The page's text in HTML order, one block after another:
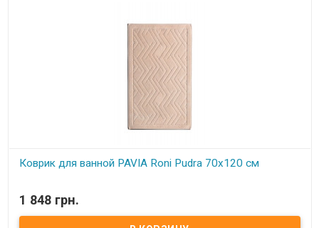
Коврик для ванной PAVIA Roni Pudra 70x120 см
Состав: 100% хлопок Упаковка: фирменная силиконовая
1 848 грн.